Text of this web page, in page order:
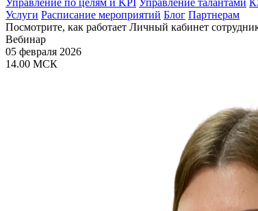
Услуги Расписание мероприятий Блог Партнерам
Посмотрите, как работает Личный кабинет
Вебинар
05 февраля 2026
14.00 МСК